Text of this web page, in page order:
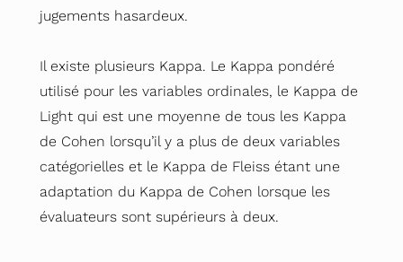
jugements hasardeux.
Il existe plusieurs Kappa. Le Kappa pondéré
utilisé pour lesvariables ordinales, le Kappa de
Light qui est une moyenne de tous les Kappa
de Cohen lorsqu’il y a plus de deuxvariables
catégorielles et le Kappa de Fleiss étant une
adaptation du Kappa de Cohen lorsque les
évaluateurs sont supérieurs à deux.